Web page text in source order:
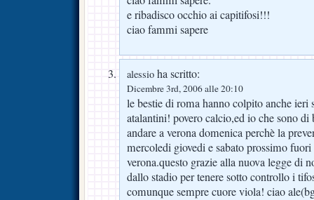
e ribadisco occhio ai capitifosi!!!
ciao fammi sapere
alessio ha scritto:
Dicembre 3rd, 2006 alle 20:10
le bestie di roma hanno colpito anche ieri
atalantini! povero calcio,ed io che sono di
andare a verona domenica perchè la
mercoledi giovedi e sabato prossimo
verona.questo grazie alla nuova legge di
dallo stadio per tenere sotto controllo i
comunque sempre cuore viola! ciao